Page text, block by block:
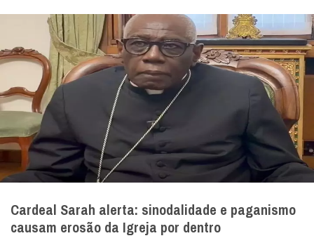
Cardeal Sarah alerta: sinodalidade e paganismo
causam erosão da Igreja por dentro